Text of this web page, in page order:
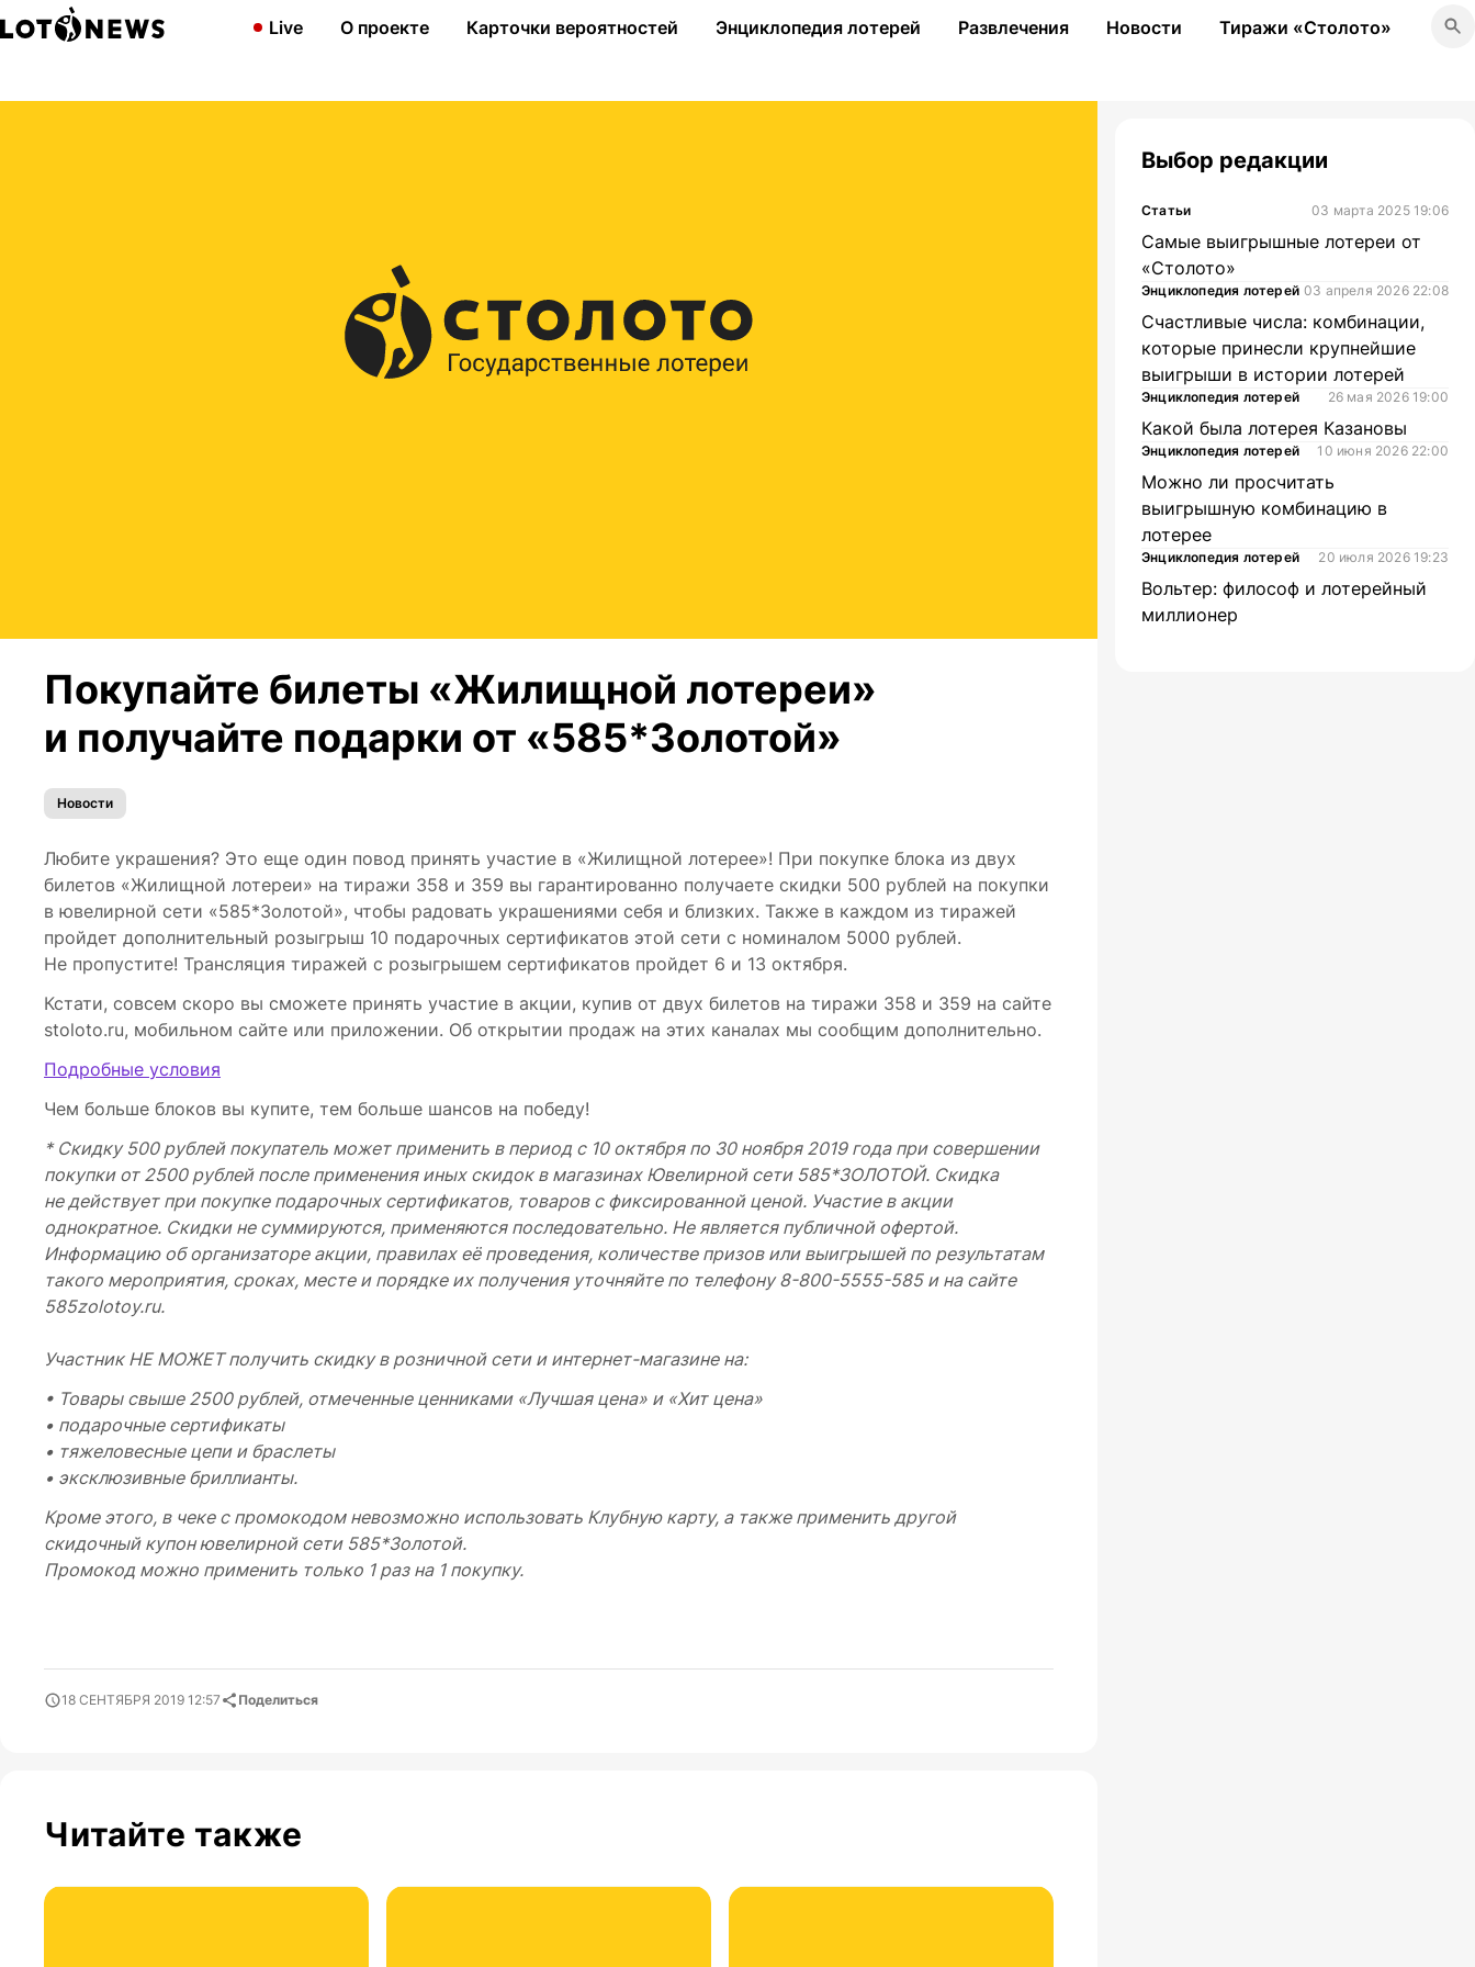
Live О проекте Карточки вероятностей Энциклопедия лотерей Развлечения Новости Тиражи «Столото»
Покупайте билеты «Жилищной лотереи»
и получайте подарки от «585*Золотой»
Новости
Любите украшения? Это еще один повод принять участие в «Жилищной лотерее»! При покупке блока из двух
билетов «Жилищной лотереи» на тиражи 358 и 359 вы гарантированно получаете скидки 500 рублей на покупки
в ювелирной сети «585*Золотой», чтобы радовать украшениями себя и близких. Также в каждом из тиражей
пройдет дополнительный розыгрыш 10 подарочных сертификатов этой сети с номиналом 5000 рублей.
Не пропустите! Трансляция тиражей с розыгрышем сертификатов пройдет 6 и 13 октября.
Кстати, совсем скоро вы сможете принять участие в акции, купив от двух билетов на тиражи 358 и 359 на сайте
stoloto.ru, мобильном сайте или приложении. Об открытии продаж на этих каналах мы сообщим дополнительно.
Подробные условия
Чем больше блоков вы купите, тем больше шансов на победу!
* Скидку 500 рублей покупатель может применить в период с 10 октября по 30 ноября 2019 года при совершении
покупки от 2500 рублей после применения иных скидок в магазинах Ювелирной сети 585*ЗОЛОТОЙ. Скидка
не действует при покупке подарочных сертификатов, товаров с фиксированной ценой. Участие в акции
однократное. Скидки не суммируются, применяются последовательно. Не является публичной офертой.
Информацию об организаторе акции, правилах её проведения, количестве призов или выигрышей по результатам
такого мероприятия, сроках, месте и порядке их получения уточняйте по телефону8-800-5555-585и на сайте
585zolotoy.ru.
Участник НЕ МОЖЕТ получить скидку в розничной сети и интернет-магазине на:
• Товары свыше 2500 рублей, отмеченные ценниками «Лучшая цена» и «Хит цена»
• подарочные сертификаты
• тяжеловесные цепи и браслеты
• эксклюзивные бриллианты.
Кроме этого, в чеке с промокодом невозможно использовать Клубную карту, а также применить другой
скидочный купон ювелирной сети 585*Золотой.
Промокод можно применить только 1 раз на 1 покупку.
18 СЕНТЯБРЯ 2019 12:57 Поделиться
Читайте также
Выбор редакции
Статьи 03 марта 2025 19:06
Самые выигрышные лотереи от
«Столото»
Энциклопедия лотерей 03 апреля 2026 22:08
Счастливые числа: комбинации,
которые принесли крупнейшие
выигрыши в истории лотерей
Энциклопедия лотерей 26 мая 2026 19:00
Какой была лотерея Казановы
Энциклопедия лотерей 10 июня 2026 22:00
Можно ли просчитать
выигрышную комбинацию в
лотерее
Энциклопедия лотерей 20 июля 2026 19:23
Вольтер: философ и лотерейный
миллионер